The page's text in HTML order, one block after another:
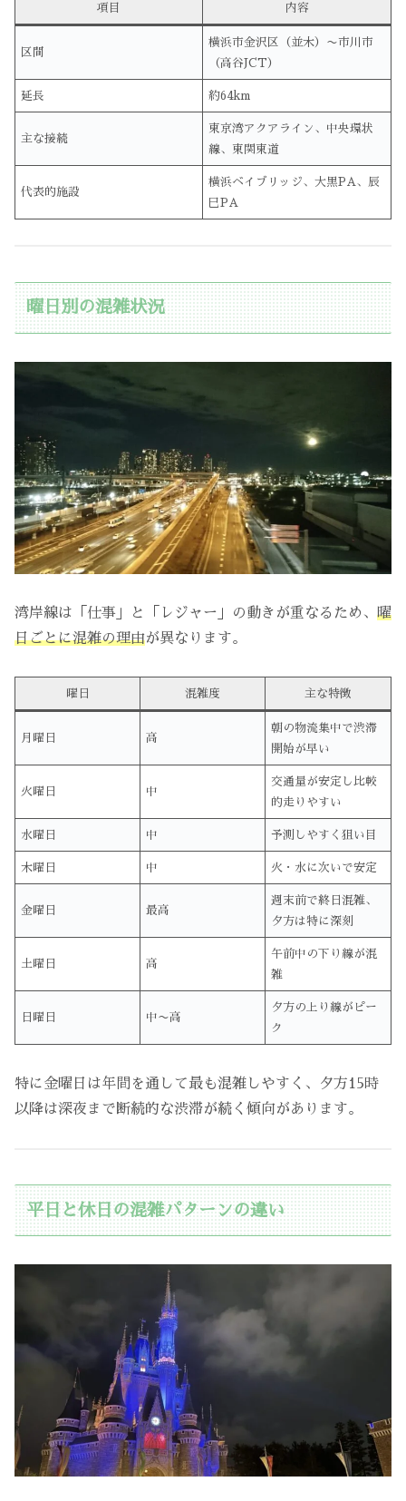
項目 内容
区間
横浜市金沢区（並木）〜市川市
（高谷JCT）
延長 約64km
主な接続
東京湾アクアライン、中央環状
線、東関東道
代表的施設
横浜ベイブリッジ、大黒PA、辰
巳PA
曜日別の混雑状況
湾岸線は「仕事」と「レジャー」の動きが重なるため、 曜
日ごとに混雑の理由が異なります。
曜日 混雑度 主な特徴
月曜日 高
朝の物流集中で渋滞
開始が早い
火曜日 中
交通量が安定し比較
的走りやすい
水曜日 中 予測しやすく狙い目
木曜日 中 火・水に次いで安定
金曜日 最高
週末前で終日混雑、
夕方は特に深刻
土曜日 高
午前中の下り線が混
雑
日曜日 中〜高
夕方の上り線がピー
ク
特に金曜日は年間を通して最も混雑しやすく、夕方15時
以降は深夜まで断続的な渋滞が続く傾向があります。
平日と休日の混雑パターンの違い